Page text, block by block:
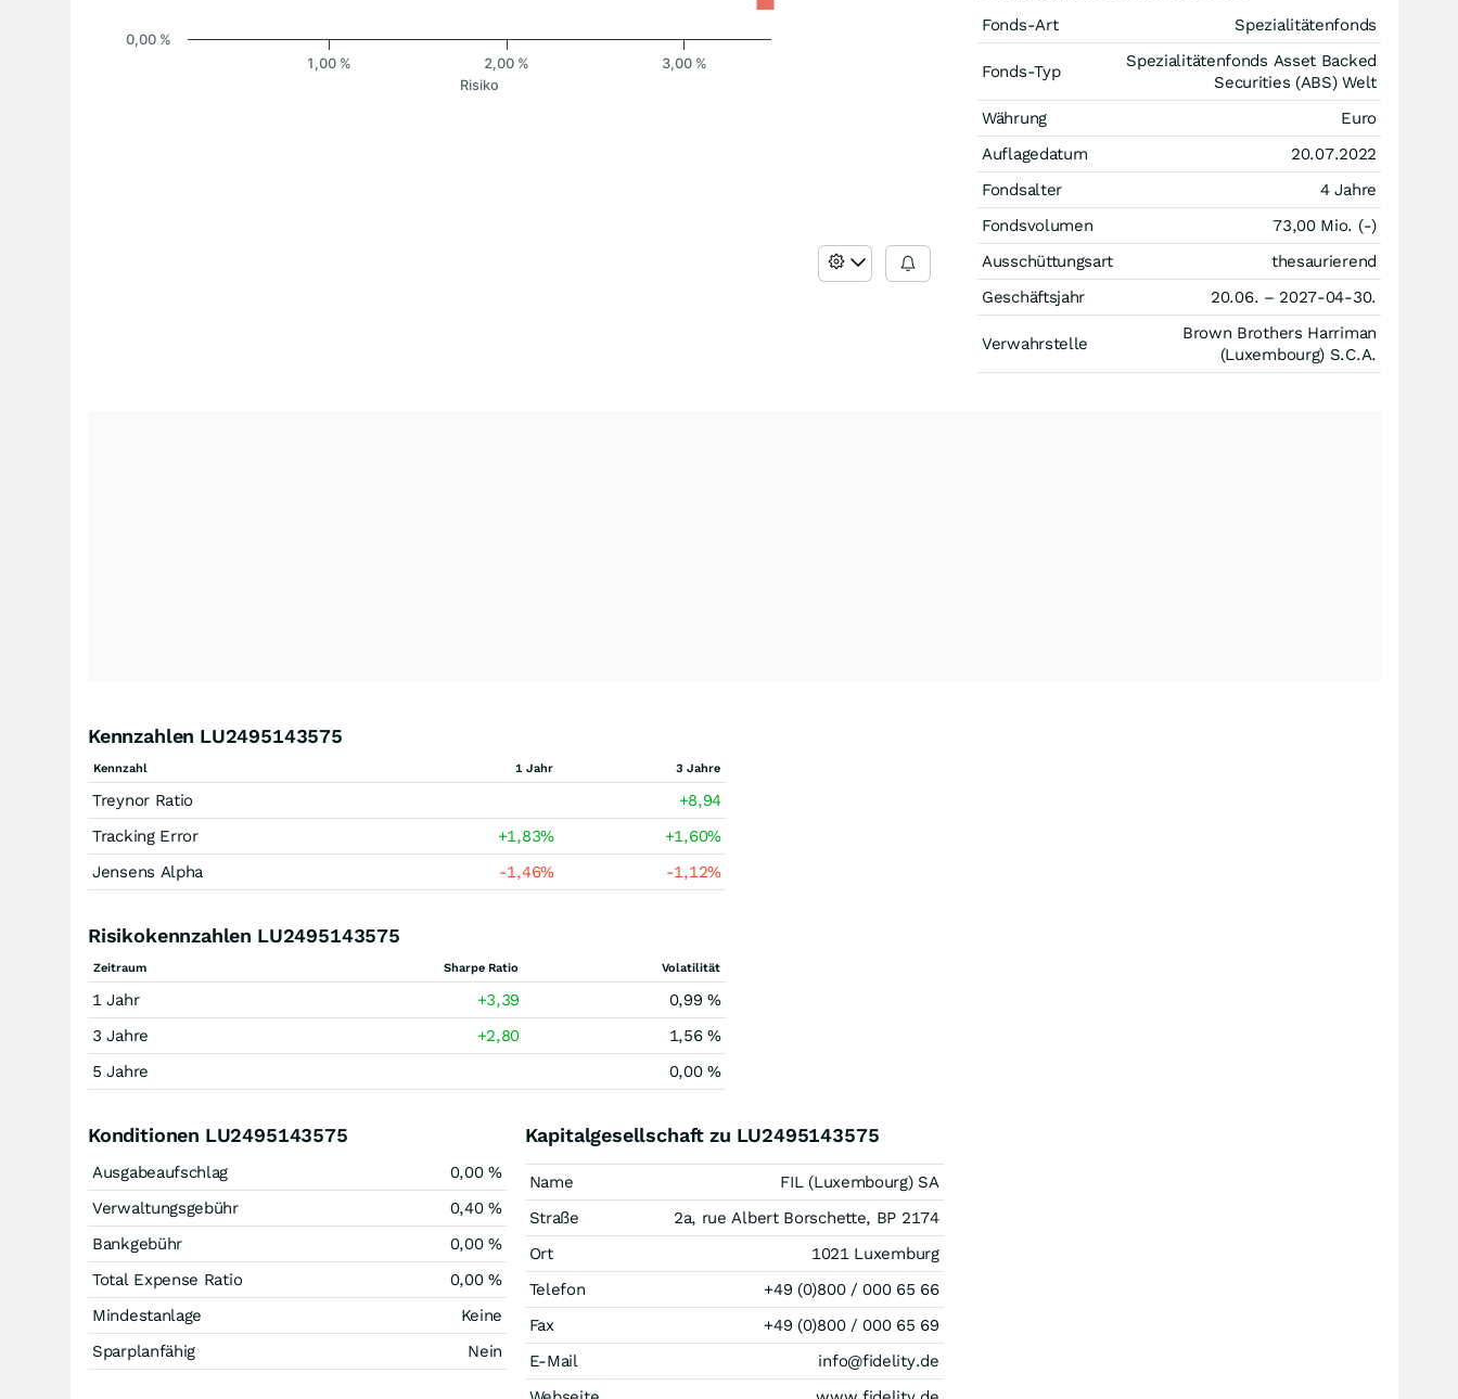
Risiko
1,00 % 2,00 % 3,00 %
0,00 %
Fonds-Art Spezialitätenfonds
Fonds-Typ
Spezialitätenfonds Asset Backed
Securities (ABS) Welt
Währung
Euro
Auflagedatum
20.07.2022
Fondsalter
4 Jahre
Fondsvolumen
73,00 Mio. (-)
Ausschüttungsart
thesaurierend
Geschäftsjahr
20.06. – 2027-04-30.
Verwahrstelle
Brown Brothers Harriman
(Luxembourg) S.C.A.
Kennzahlen LU2495143575
Kennzahl 1 Jahr 3 Jahre
Treynor Ratio
+8,94
Tracking Error
+1,83% +1,60%
Jensens Alpha
-1,46% -1,12%
Risikokennzahlen LU2495143575
Zeitraum Sharpe Ratio Volatilität
1 Jahr +3,39
0,99 %
3 Jahre
+2,80
1,56 %
5 Jahre
0,00 %
Konditionen LU2495143575
Ausgabeaufschlag
0,00 %
Verwaltungsgebühr
0,40 %
Bankgebühr
0,00 %
Total Expense Ratio
0,00 %
Mindestanlage
Keine
Sparplanfähig
Nein
Kapitalgesellschaft zu LU2495143575
Name
FIL (Luxembourg) SA
Straße
2a, rue Albert Borschette, BP 2174
Ort
1021 Luxemburg
Telefon
+49 (0)800 / 000 65 66
Fax
+49 (0)800 / 000 65 69
E-Mail
info@fidelity.de